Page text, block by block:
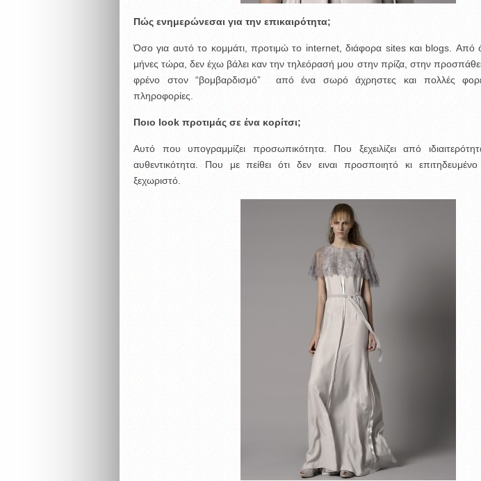
Πώς ενημερώνεσαι για την επικαιρότητα;
Όσο για αυτό το κομμάτι, προτιμώ το internet, διάφορα sites και blogs. Από
μήνες τώρα, δεν έχω βάλει καν την τηλεόρασή μου στην πρίζα, στην
φρένο στον “βομβαρδισμό” από ένα σωρό άχρηστες και πολλές
πληροφορίες.
Ποιο look προτιμάς σε ένα κορίτσι;
Αυτό που υπογραμμίζει προσωπικότητα. Που ξεχειλίζει από
αυθεντικότητα. Που με πείθει ότι δεν ειναι προσποιητό κι
ξεχωριστό.